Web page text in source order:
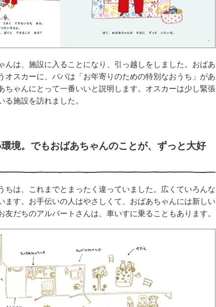
は、施設に入ることになり、引っ越しをしました。おばあ
オスカーに、パパは「お年寄りのための特別なおうち」があ
ちゃんにとって一番いいと説明します。オスカーは少し緊張
施設を訪れました。
境。でもおばあちゃんのことが、ずっと大好
は、これまでとまったく違っていました。広くていろんな
ます。お手伝いの人はやさしくて、おばあちゃんには新しい
だちのアルバートさんは、車いすに乗ることもあります。